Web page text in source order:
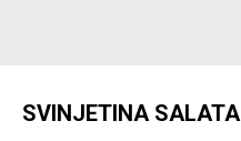
SVINJETINA SALATA